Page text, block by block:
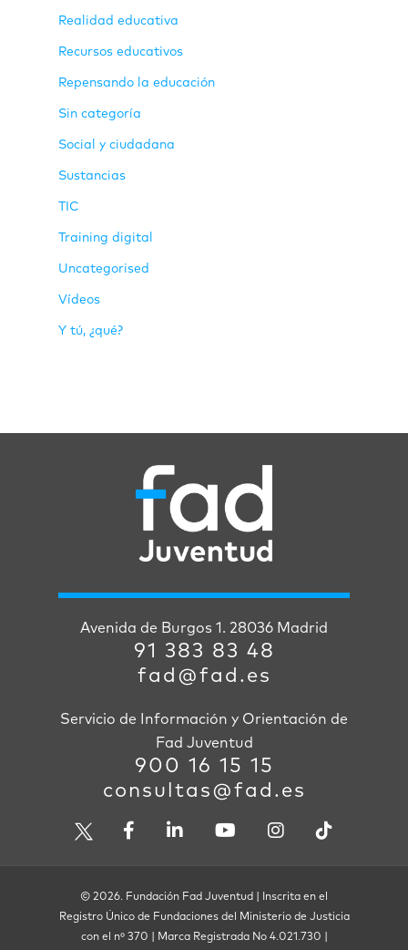
Realidad educativa
Recursos educativos
Repensando la educación
Sin categoría
Social y ciudadana
Sustancias
TIC
Training digital
Uncategorised
Vídeos
Y tú, ¿qué?
Avenida de Burgos 1. 28036 Madrid
91 383 83 48
fad@fad.es
Servicio de Información y Orientación de
Fad Juventud
900 16 15 15
consultas@fad.es
© 2026. Fundación Fad Juventud | Inscrita en el
Registro Único de Fundaciones del Ministerio de Justicia
con el nº 370 | Marca Registrada No 4.021.730 |